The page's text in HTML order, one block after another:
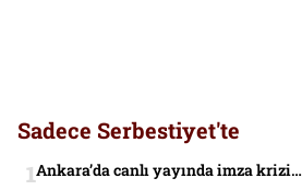
Sadece Serbestiyet'te
Ankara’da canlı yayında imza krizi…